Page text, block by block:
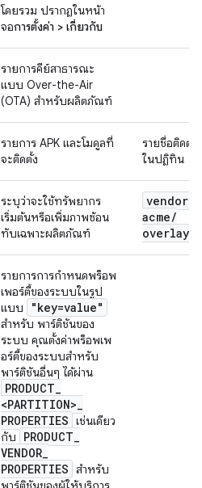
โดยรวม ปรากฏในหน้า
จอการตั้งค่า > เกี่ยวกับ
รายการคีย์สาธารณะ
แบบ Over-the-Air
(OTA) สำหรับผลิตภัณฑ์
รายการ APK และโมดูลที่
จะติดตั้ง
รายชื่อติดต่อ
ในปฏิทิน
ระบุว่าจะใช้ทรัพยากร
เริ่มต้นหรือเพิ่มภาพซ้อน
ทับเฉพาะผลิตภัณฑ์
vendor
acme/
overlay
รายการการกำหนดพร็อพ
เพอร์ตี้ของระบบในรูป
แบบ
"key=value"
สำหรับ พาร์ติชันของ
ระบบ คุณตั้งค่าพร็อพเพ
อร์ตี้ของระบบสำหรับ
พาร์ติชันอื่นๆ ได้ผ่าน
PRODUCT_
<PARTITION>_
PROPERTIES เช่นเดียว
กับ
PRODUCT_
VENDOR_
PROPERTIES สำหรับ